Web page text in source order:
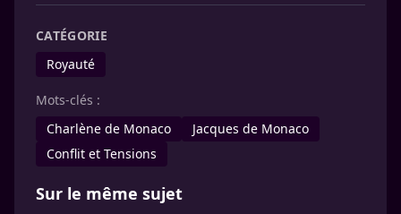
CATÉGORIE
Royauté
Mots-clés :
Charlène de Monaco
Jacques de Monaco
Conflit et Tensions
Sur le même sujet